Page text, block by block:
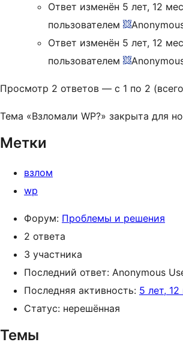
Ответ изменён 5 лет, 12
пользователем
Ответ изменён 5 лет, 12
пользователем
Просмотр 2 ответов — с 1 по 2
Тема «Взломали WP?» закрыта для
Метки
взлом
wp
Форум: Проблемы и решения
2 ответа
3 участника
Последний ответ: Anonymous
Последняя активность: 5 лет,
Статус: нерешённая
Темы